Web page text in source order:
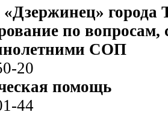
города
по
СОП
20
помощь
44